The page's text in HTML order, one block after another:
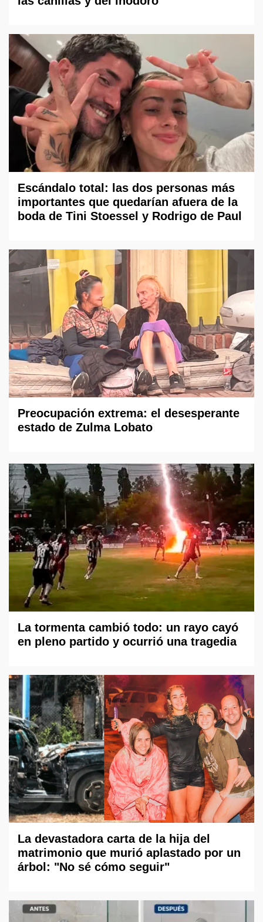
Escándalo total: las dos personas más
importantes que quedarían afuera de la
boda de Tini Stoessel y Rodrigo de Paul
Preocupación extrema: el desesperante
estado de Zulma Lobato
La tormenta cambió todo: un rayo cayó
en pleno partido y ocurrió una tragedia
La devastadora carta de la hija del
matrimonio que murió aplastado por un
árbol: "No sé cómo seguir"